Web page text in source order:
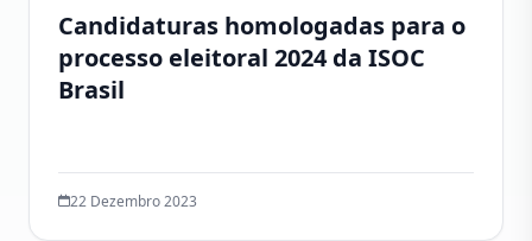
Candidaturas homologadas para o
processo eleitoral 2024 da ISOC
Brasil
22 Dezembro 2023